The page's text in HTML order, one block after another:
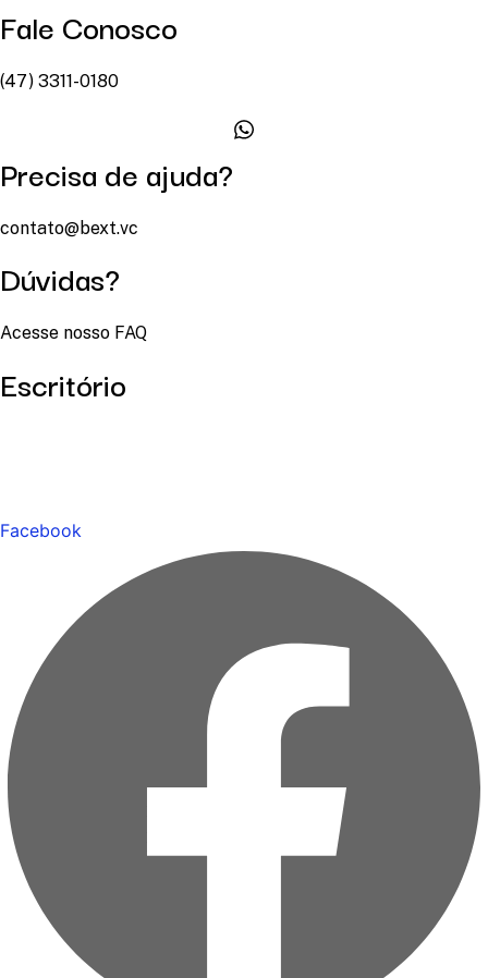
Fale Conosco
(47) 3311-0180
Precisa de ajuda?
contato@bext.vc
Dúvidas?
Acesse nosso FAQ
Escritório
Facebook